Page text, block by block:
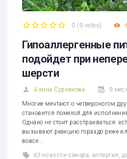
0 ( 0 votes)
Гипоаллергенные
подойдет при
шерсти
Алина Сурнакова 9
Многие мечтают о четвероногом
становится помехой для
Однако не стоит расстраиваться:
вызывают реакцию гораздо реже
вовсе.…
63 новости самара,аллергия,